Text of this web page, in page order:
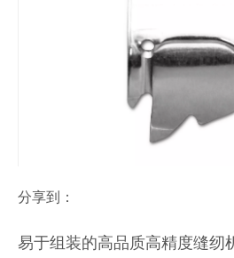
分享到：
易于组装的高品质高精度缝纫